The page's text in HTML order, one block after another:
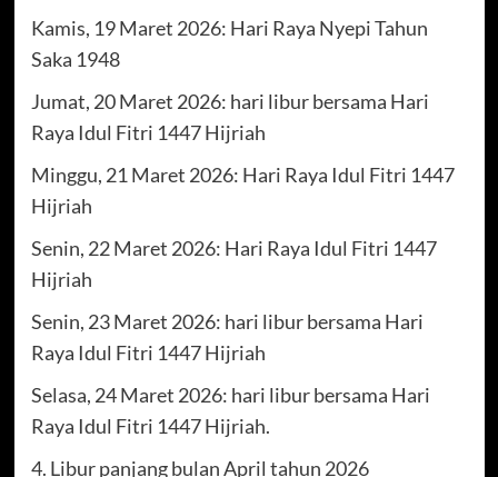
Kamis, 19 Maret 2026: Hari Raya Nyepi Tahun
Saka 1948
Jumat, 20 Maret 2026: hari libur bersama Hari
Raya Idul Fitri 1447 Hijriah
Minggu, 21 Maret 2026: Hari Raya Idul Fitri 1447
Hijriah
Senin, 22 Maret 2026: Hari Raya Idul Fitri 1447
Hijriah
Senin, 23 Maret 2026: hari libur bersama Hari
Raya Idul Fitri 1447 Hijriah
Selasa, 24 Maret 2026: hari libur bersama Hari
Raya Idul Fitri 1447 Hijriah.
4. Libur panjang bulan April tahun 2026